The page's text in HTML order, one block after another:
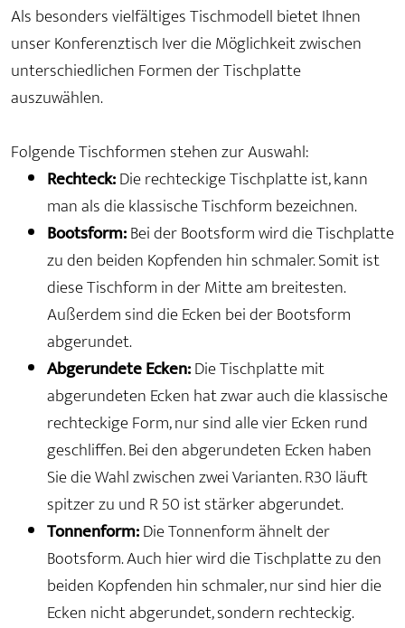
Als besonders vielfältiges Tischmodell bietet Ihnen
unser Konferenztisch Iver die Möglichkeit zwischen
unterschiedlichen Formen der Tischplatte
auszuwählen.
Folgende Tischformen stehen zur Auswahl:
Rechteck:Die rechteckige Tischplatte ist, kann
man als die klassische Tischform bezeichnen.
Bootsform:Bei der Bootsform wird die Tischplatte
zu den beiden Kopfenden hin schmaler. Somit ist
diese Tischform in der Mitte am breitesten.
Außerdem sind die Ecken bei der Bootsform
abgerundet.
Abgerundete Ecken:Die Tischplatte mit
abgerundeten Ecken hat zwar auch die klassische
rechteckige Form, nur sind alle vier Ecken rund
geschliffen. Bei den abgerundeten Ecken haben
Sie die Wahl zwischen zwei Varianten. R30 läuft
spitzer zu und R 50 ist stärker abgerundet.
Tonnenform:Die Tonnenform ähnelt der
Bootsform. Auch hier wird die Tischplatte zu den
beiden Kopfenden hin schmaler, nur sind hier die
Ecken nicht abgerundet, sondern rechteckig.